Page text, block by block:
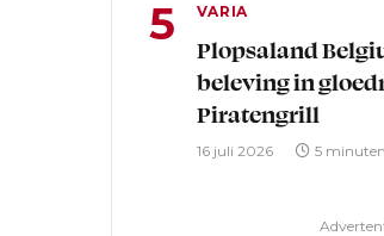
VARIA
Plopsaland
beleving in
Piratengrill
16 juli 2026 5